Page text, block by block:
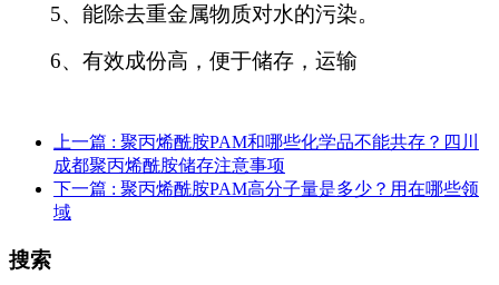
5、能除去重金属物质对水的污染。
6、有效成份高，便于储存，运输
上一篇 : 聚丙烯酰胺PAM和哪些化学品不能共存？四川
成都聚丙烯酰胺储存注意事项
下一篇 : 聚丙烯酰胺PAM高分子量是多少？用在哪些领
域
搜索